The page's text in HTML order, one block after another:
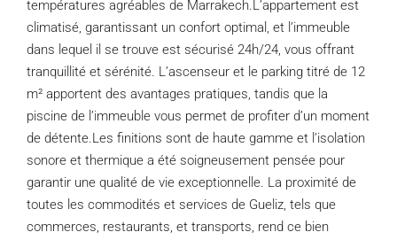
températures agréables de Marrakech.L’appartement est
climatisé, garantissant un confort optimal, et l’immeuble
dans lequel il se trouve est sécurisé 24h/24, vous offrant
tranquillité et sérénité. L’ascenseur et le parking titré de 12
m² apportent des avantages pratiques, tandis que la
piscine de l’immeuble vous permet de profiter d’un moment
de détente.Les finitions sont de haute gamme et l’isolation
sonore et thermique a été soigneusement pensée pour
garantir une qualité de vie exceptionnelle. La proximité de
toutes les commodités et services de Gueliz, tels que
commerces, restaurants, et transports, rend ce bien